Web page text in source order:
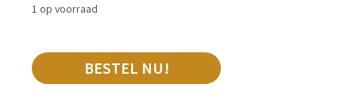
1 op voorraad
BESTEL NU!